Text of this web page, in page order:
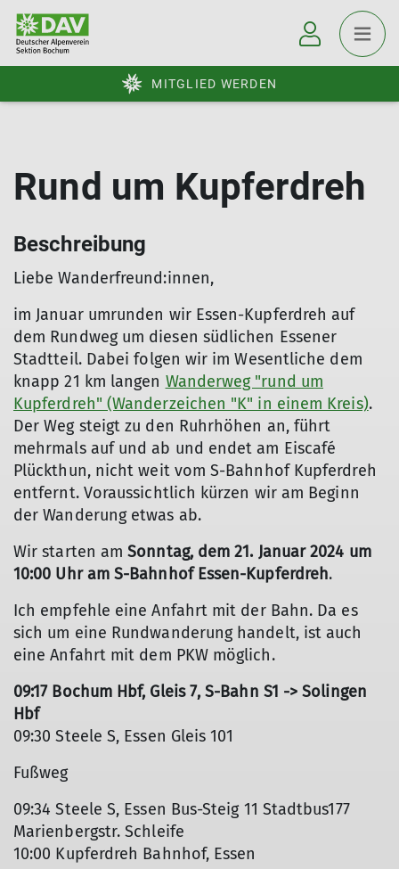
MITGLIED WERDEN
Rund um Kupferdreh
Beschreibung
Liebe Wanderfreund:innen,
im Januar umrunden wir Essen-Kupferdreh auf
dem Rundweg um diesen südlichen Essener
Stadtteil. Dabei folgen wir im Wesentliche dem
knapp 21 km langen Wanderweg "rund um
Kupferdreh" (Wanderzeichen "K" in einem Kreis).
Der Weg steigt zu den Ruhrhöhen an, führt
mehrmals auf und ab und endet am Eiscafé
Plückthun, nicht weit vom S-Bahnhof Kupferdreh
entfernt. Voraussichtlich kürzen wir am Beginn
der Wanderung etwas ab.
Wir starten amSonntag, dem 21. Januar 2024 um
10:00 Uhr am S-Bahnhof Essen-Kupferdreh.
Ich empfehle eine Anfahrt mit der Bahn. Da es
sich um eine Rundwanderung handelt, ist auch
eine Anfahrt mit dem PKW möglich.
09:17 Bochum Hbf, Gleis 7, S-Bahn S1 -> Solingen
Hbf
09:30 Steele S, Essen Gleis 101
Fußweg
09:34 Steele S, Essen Bus-Steig 11 Stadtbus177
Marienbergstr. Schleife
10:00 Kupferdreh Bahnhof, Essen